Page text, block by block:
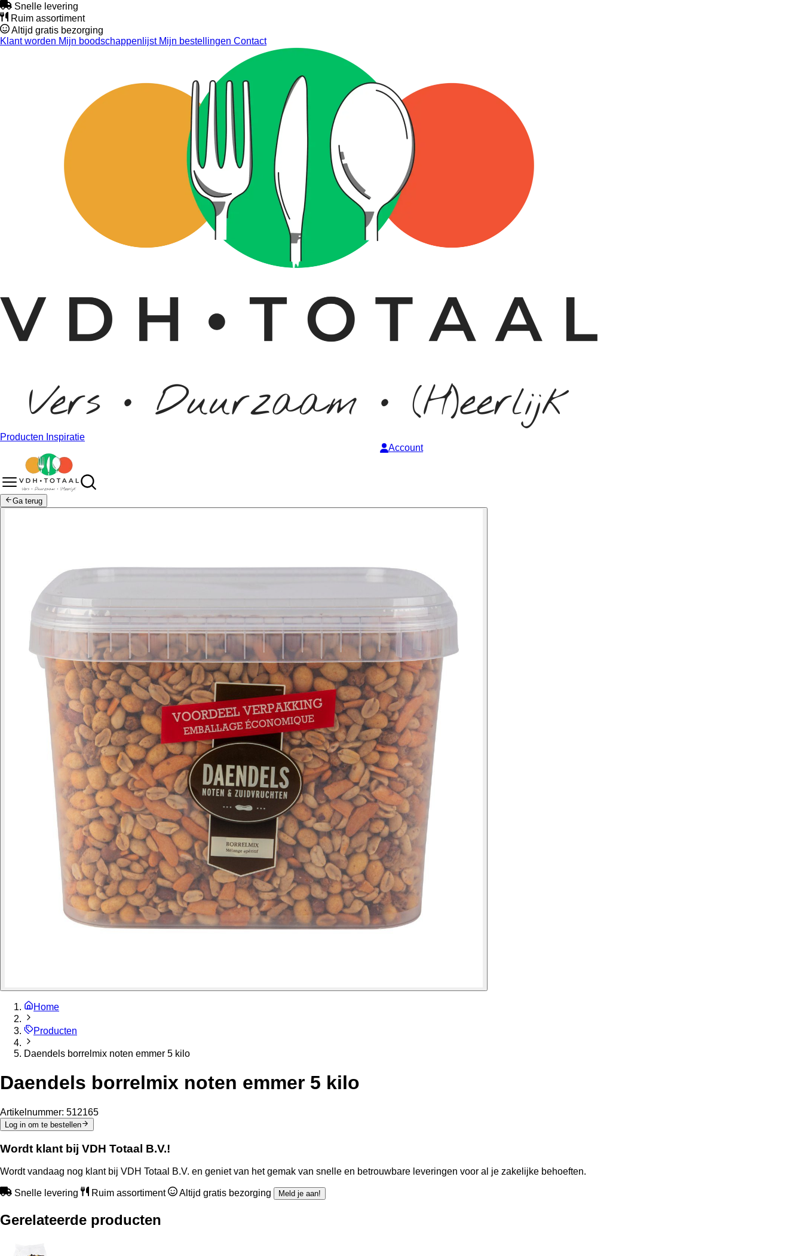
Snelle levering
Ruim assortiment
Altijd gratis bezorging
Klant worden Mijn boodschappenlijstMijn bestellingen Contact
Producten Inspiratie
Account
Ga terug
Home
Producten
Daendels borrelmix noten emmer 5 kilo
Daendels borrelmix noten emmer 5 kilo
Artikelnummer: 512165
Log in om te bestellen
Wordt klant bij VDH Totaal B.V.!
Wordt vandaag nog klant bij VDH Totaal B.V. en geniet van het gemak van snelle en betrouwbare leveringen voor al je zakelijke behoeften.
Snelle levering Ruim assortiment Altijd gratis bezorging Meld je aan!
Gerelateerde producten